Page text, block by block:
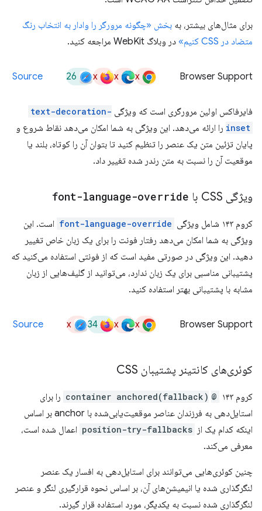
برای مثال‌های بیشتر، به بخش «چگونه مرورگر را وادار به انتخاب رنگ
متضاد در CSS کنیم»
در وبلاگ WebKit مراجعه کنید.
Browser Support
x
x
x
26
Source
فایرفاکس اولین مرورگری است که ویژگی text-decoration-
inset را ارائه می‌دهد. این ویژگی به شما امکان می‌دهد نقاط شروع و
پایان تزئین متن یک عنصر را تنظیم کنید تا بتوان آن را کوتاه، بلند یا
موقعیت آن را نسبت به متن رندر شده تغییر داد.
ویژگی CSS با font-language-override
کروم ۱۴۳ شامل ویژگی font-language-override است. این
ویژگی به شما امکان می‌دهد رفتار فونت را برای یک زبان خاص تغییر
دهید. این ویژگی در صورتی مفید است که از فونتی استفاده می‌کنید که
پشتیبانی مناسبی برای یک زبان ندارد، می‌توانید از گلیف‌هایی از زبان
مشابه با پشتیبانی بهتر استفاده کنید.
Browser Support
x
x
34
x
Source
کوئری‌های کانتینر پشتیبان CSS
کروم ۱۴۳ @container anchored(fallback)
‎ را برای
استایل‌دهی به فرزندان عناصر موقعیت‌یابی‌شده با anchor بر اساس
اینکه کدام یک از position-try-fallbacks اعمال شده است،
معرفی می‌کند.
چنین کوئری‌هایی می‌توانند برای استایل‌دهی به افسار یک عنصر
لنگرگذاری شده یا انیمیشن‌های آن، بر اساس نحوه قرارگیری لنگر و عنصر
لنگرگذاری شده نسبت به یکدیگر، مورد استفاده قرار گیرند.